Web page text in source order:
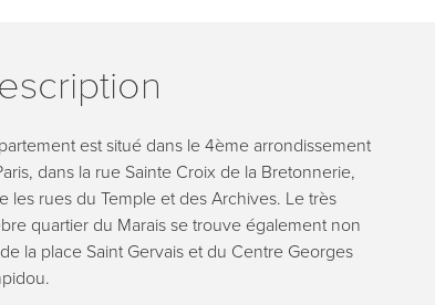
est situé dans le 4ème arrondissement
dans la rue Sainte Croix de la Bretonnerie,
les rues du Temple et des Archives. Le très
quartier du Marais se trouve également non
la place Saint Gervais et du Centre Georges